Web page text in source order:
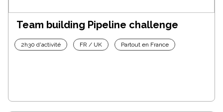
Team building Pipeline challenge
2h30 d'activité FR / UK Partout en France